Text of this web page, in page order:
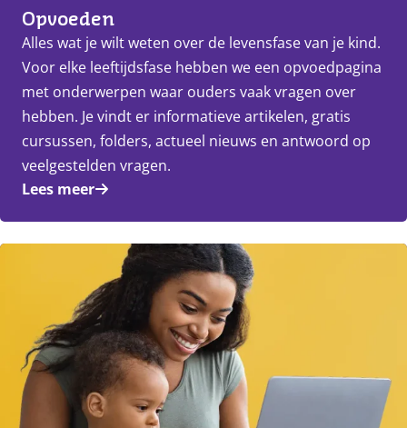
Opvoeden
Alles wat je wilt weten over de levensfase van je kind.
Voor elke leeftijdsfase hebben we een opvoedpagina
met onderwerpen waar ouders vaak vragen over
hebben. Je vindt er informatieve artikelen, gratis
cursussen, folders, actueel nieuws en antwoord op
veelgestelden vragen.
Lees meer